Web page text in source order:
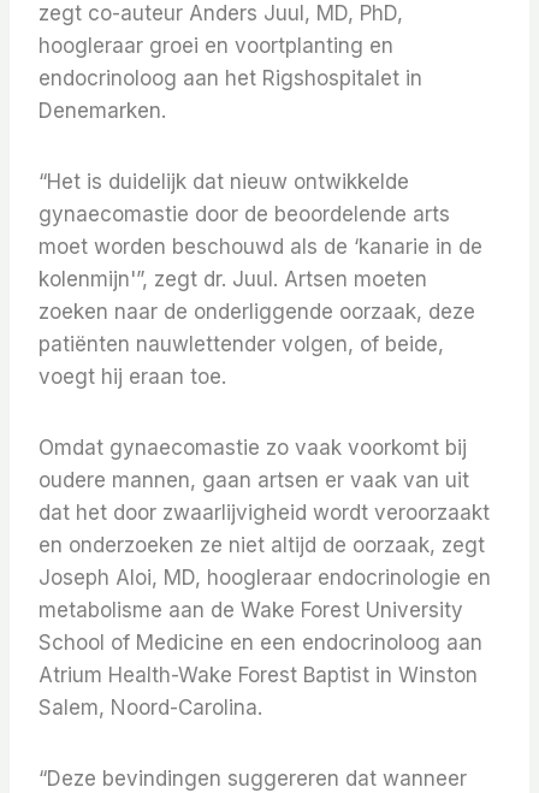
zegt co-auteur Anders Juul, MD, PhD,
hoogleraar groei en voortplanting en
endocrinoloog aan het Rigshospitalet in
Denemarken.
“Het is duidelijk dat nieuw ontwikkelde
gynaecomastie door de beoordelende arts
moet worden beschouwd als de ‘kanarie in de
kolenmijn'”, zegt dr. Juul. Artsen moeten
zoeken naar de onderliggende oorzaak, deze
patiënten nauwlettender volgen, of beide,
voegt hij eraan toe.
Omdat gynaecomastie zo vaak voorkomt bij
oudere mannen, gaan artsen er vaak van uit
dat het door zwaarlijvigheid wordt veroorzaakt
en onderzoeken ze niet altijd de oorzaak, zegt
Joseph Aloi, MD, hoogleraar endocrinologie en
metabolisme aan de Wake Forest University
School of Medicine en een endocrinoloog aan
Atrium Health-Wake Forest Baptist in Winston
Salem, Noord-Carolina.
“Deze bevindingen suggereren dat wanneer